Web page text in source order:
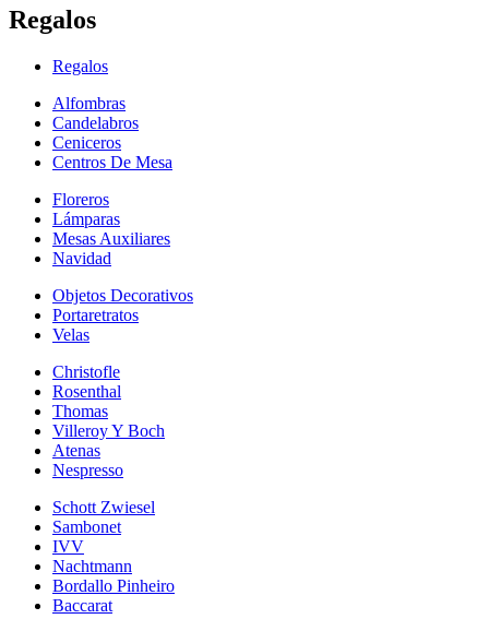
Regalos
Regalos
Alfombras
Candelabros
Ceniceros
Centros De Mesa
Floreros
Lámparas
Mesas Auxiliares
Navidad
Objetos Decorativos
Portaretratos
Velas
Christofle
Rosenthal
Thomas
Villeroy Y Boch
Atenas
Nespresso
Schott Zwiesel
Sambonet
IVV
Nachtmann
Bordallo Pinheiro
Baccarat